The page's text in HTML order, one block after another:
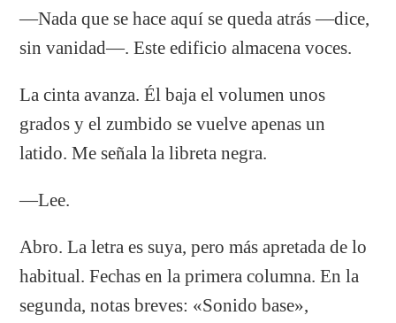
—Nada que se hace aquí se queda atrás —dice,
sin vanidad—. Este edificio almacena voces.
La cinta avanza. Él baja el volumen unos
grados y el zumbido se vuelve apenas un
latido. Me señala la libreta negra.
—Lee.
Abro. La letra es suya, pero más apretada de lo
habitual. Fechas en la primera columna. En la
segunda, notas breves: «Sonido base»,